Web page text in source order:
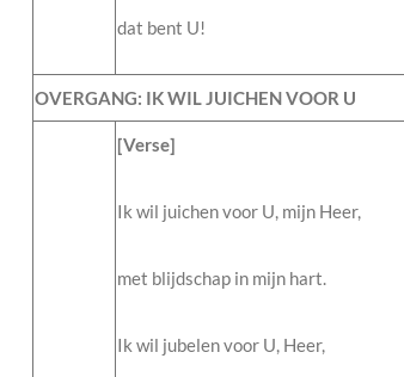
dat bent U!
OVERGANG: IK WIL JUICHEN VOOR U
[Verse]
Ik wil juichen voor U, mijn Heer,
met blijdschap in mijn hart.
Ik wil jubelen voor U, Heer,